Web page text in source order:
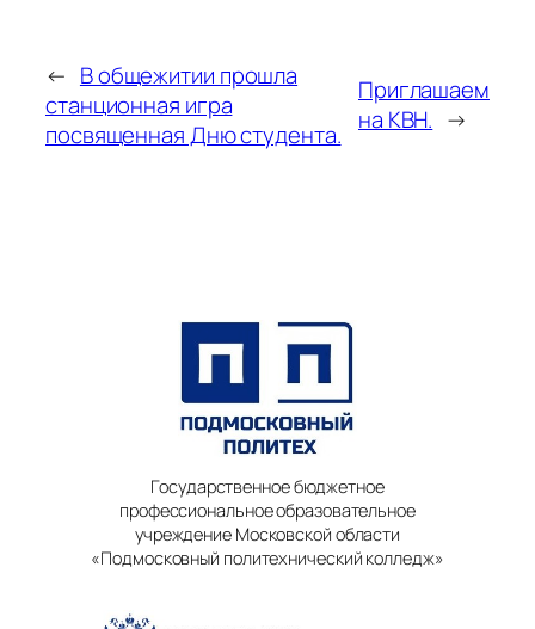
← В общежитии прошла
станционная игра
посвященная Дню студента.
Приглашаем
на КВН. →
Государственное бюджетное
профессиональное образовательное
учреждение Московской области
«Подмосковный политехнический колледж»